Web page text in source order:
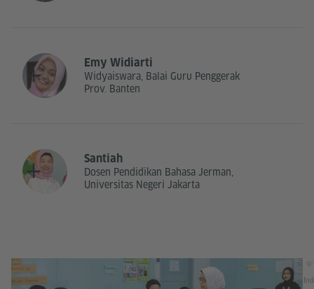
Emy Widiarti
Widyaiswara, Balai Guru Penggerak
Prov. Banten
Santiah
Dosen Pendidikan Bahasa Jerman,
Universitas Negeri Jakarta